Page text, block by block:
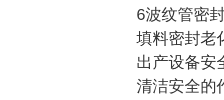
6波纹管密
填料密封老
出产设备安
清洁安全的